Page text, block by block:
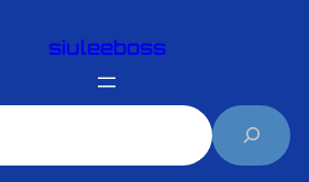
siuleeboss